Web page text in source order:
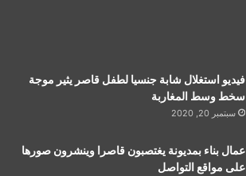
فيديو استغلال شابة جنسيا لطفل قاصر يثير موجة
سخط وسط المغاربة
سبتمبر 20, 2020
عمال بناء بمديونة يغتصبون قاصرا وينشرون صورها
على مواقع التواصل